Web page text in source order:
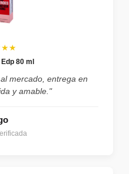
80 ml
mercado, entrega en
y amable."